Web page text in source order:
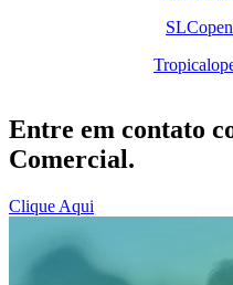
SLC
Tropical
Entre em contato
Comercial.
Clique Aqui